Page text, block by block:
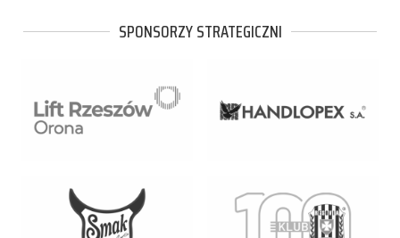
SPONSORZY STRATEGICZNI